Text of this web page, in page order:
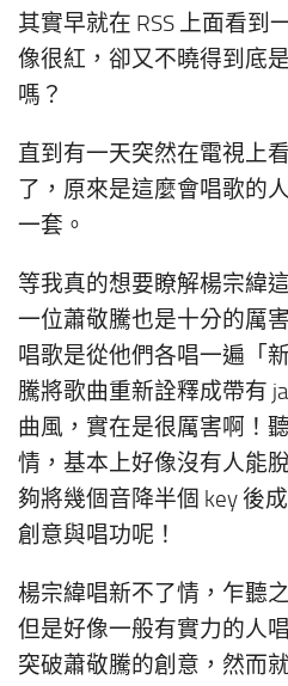
其實早就在 RSS 上面看到
像很紅，卻又不曉得到底
嗎？
直到有一天突然在電視上
了，原來是這麼會唱歌的
一套。
等我真的想要瞭解楊宗緯
一位蕭敬騰也是十分的厲
唱歌是從他們各唱一遍「
騰將歌曲重新詮釋成帶有
曲風，實在是很厲害啊！
情，基本上好像沒有人能
夠將幾個音降半個 key 後
創意與唱功呢！
楊宗緯唱新不了情，乍聽
但是好像一般有實力的人
突破蕭敬騰的創意，然而